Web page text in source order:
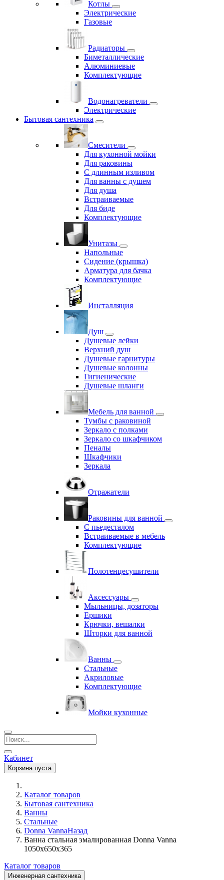
Котлы
Электрические
Газовые
Радиаторы
Биметаллические
Алюминиевые
Комплектующие
Водонагреватели
Электрические
Бытовая сантехника
Смесители
Для кухонной мойки
Для раковины
С длинным изливом
Для ванны с душем
Для душа
Встраиваемые
Для биде
Комплектующие
Унитазы
Напольные
Сидение (крышка)
Арматура для бачка
Комплектующие
Инсталляция
Душ
Душевые лейки
Верхний душ
Душевые гарнитуры
Душевые колонны
Гигиенические
Душевые шланги
Мебель для ванной
Тумбы с раковиной
Зеркало с полками
Зеркало со шкафчиком
Пеналы
Шкафчики
Зеркала
Отражатели
Раковины для ванной
С пьедесталом
Встраиваемые в мебель
Комплектующие
Полотенцесушители
Аксессуары
Мыльницы, дозаторы
Ершики
Крючки, вешалки
Шторки для ванной
Ванны
Стальные
Акриловые
Комплектующие
Мойки кухонные
Кабинет
Корзина пуста
Каталог товаров
Бытовая сантехника
Ванны
Стальные
Donna VannaНазад
Ванна стальная эмалированная Donna Vanna
1050x650x365
Каталог товаров
Инженерная сантехника